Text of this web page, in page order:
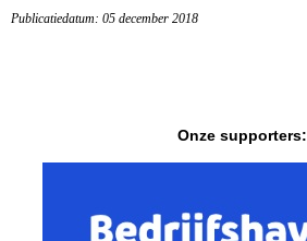
Publicatiedatum: 05 december 2018
Onze supporters: